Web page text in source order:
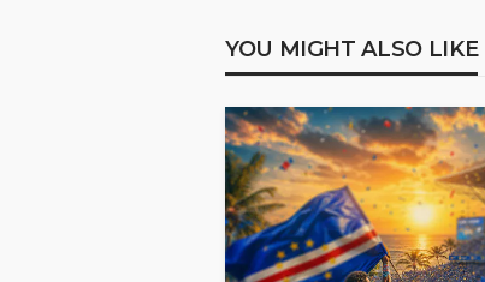
YOU MIGHT ALSO LIKE